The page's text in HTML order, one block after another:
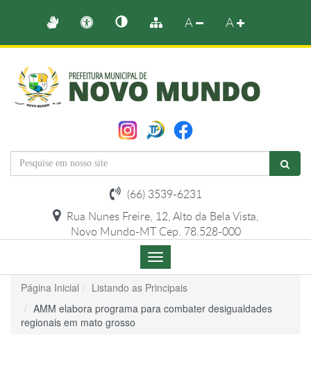
A A
(66) 3539-6231
Rua Nunes Freire, 12, Alto da Bela Vista,
Novo Mundo-MT Cep. 78.528-000
Menu
de
Navegação
Página Inicial
Listando as Principais
AMM elabora programa para combater desigualdades
regionais em mato grosso